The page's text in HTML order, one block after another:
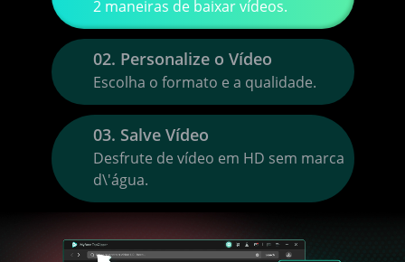
2 maneiras de baixar vídeos.
02. Personalize o Vídeo
Escolha o formato e a qualidade.
03. Salve Vídeo
Desfrute de vídeo em HD sem marca
d\'água.